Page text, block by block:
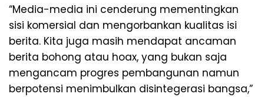
“Media-media ini cenderung mementingkan
sisi komersial dan mengorbankan kualitas isi
berita. Kita juga masih mendapat ancaman
berita bohong atau hoax, yang bukan saja
mengancam progres pembangunan namun
berpotensi menimbulkan disintegerasi bangsa,”